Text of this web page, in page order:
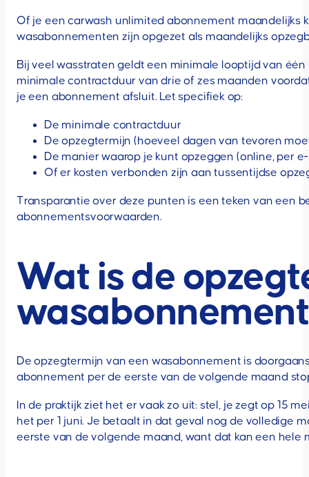
Of je een carwash unlimited abonnement maandelijks
wasabonnementen zijn opgezet als maandelijks
Bij veel wasstraten geldt een minimale looptijd van
minimale contractduur van drie of zes maanden
je een abonnement afsluit. Let specifiek op:
De minimale contractduur
De opzegtermijn (hoeveel dagen van tevoren
De manier waarop je kunt opzeggen (online, per
Of er kosten verbonden zijn aan tussentijdse
Transparantie over deze punten is een teken van een
abonnementsvoorwaarden.
Wat is de
De opzegtermijn van een wasabonnement is
abonnement per de eerste van de volgende maand
In de praktijk ziet het er vaak zo uit: stel, je zegt op 15
het per 1 juni. Je betaalt in dat geval nog de volledige
eerste van de volgende maand, want dat kan een hele